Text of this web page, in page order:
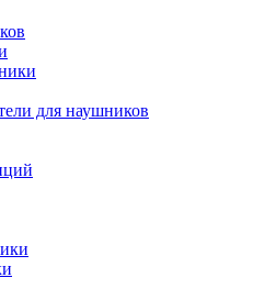
для наушников